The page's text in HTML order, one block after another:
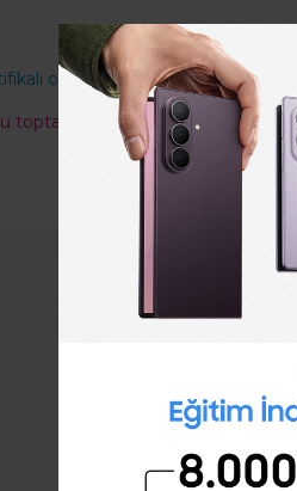
28
online eğitim programları ile
toptalent.co'ya üye ol,Türkiye'nin